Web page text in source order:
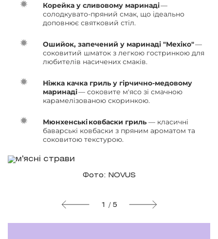
Корейка у сливовому маринаді—
солодкувато-пряний смак, що ідеально
доповнює святковий стіл.
Ошийок, запечений у маринаді "Мехіко"—
соковитий шматок з легкою гостринкою для
любителів насичених смаків.
Ніжка качка гриль у гірчично-медовому
маринаді— соковите м'ясо зі смачною
карамелізованою скоринкою.
Мюнхенські ковбаски гриль — класичні
баварські ковбаски з пряним ароматом та
соковитою текстурою.
Фото: NOVUS
1 / 5